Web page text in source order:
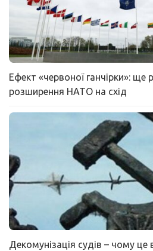
Ефект «червоної ганчірки»:
розширення НАТО на схід
Декомунізація судів – чому